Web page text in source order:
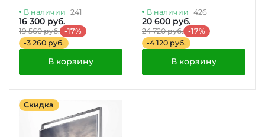
В наличии 241
16 300 руб.
19 560 руб. -17%
-3 260 руб.
В корзину
В наличии 426
20 600 руб.
24 720 руб. -17%
-4 120 руб.
В корзину
Скидка